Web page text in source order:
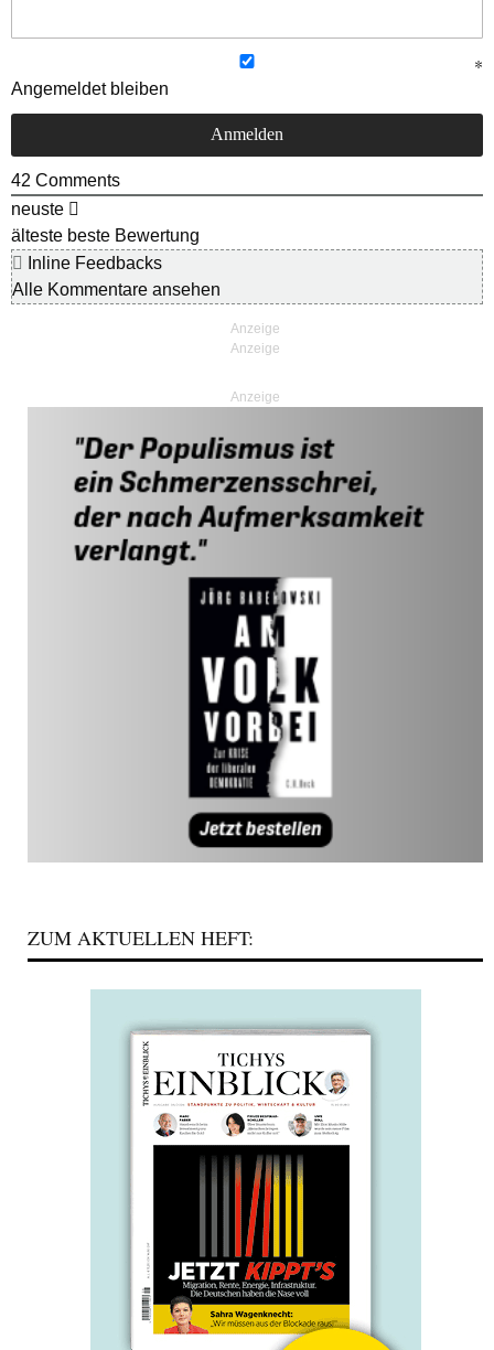
Angemeldet bleiben
42 Comments
neuste
älteste beste Bewertung
Inline Feedbacks
Alle Kommentare ansehen
Anzeige
ZUM AKTUELLEN HEFT: